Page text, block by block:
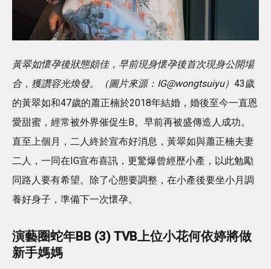
黃翠如懷孕後狀態頗佳，早前現身懷孕後首次現身公開場
合，獲讚容光煥發。（圖片來源：IG@wongtsuiyu） 43歲
的黃翠如和47歲的蕭正楠於2018年結婚，婚後至今一直恩
愛甜蜜，經常被外界催促生B。早前再被盛傳造人成功。
直至上個月，二人終於宣布好消息，黃翠如與蕭正楠夫妻
二人，一同在IG宣布喜訊，更驚爆曾經歷小產，以此勉勵
同路人要有希望。除了心態要調整，在小產後要坐小月調
養好身子，準備下一次懷孕。
演藝圈蛇年BB (3) TVB上位小花何依婷將做
新手媽媽